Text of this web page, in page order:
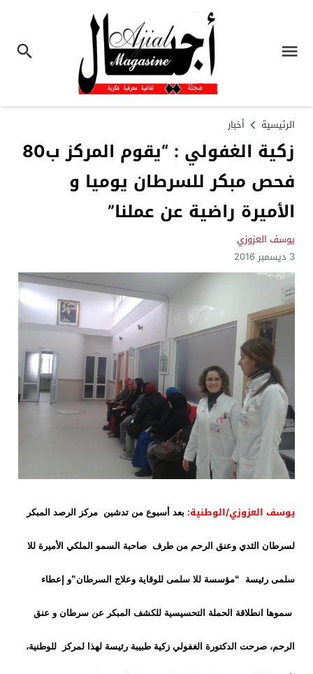
الرئيسية أخبار
زكية الغفولي : “يقوم المركز ب80
فحص مبكر للسرطان يوميا و
الأميرة راضية عن عملنا”
يوسف العزوزي
3 ديسمبر 2016
يوسف العزوزي/الوطنية: بعد أسبوع من تدشين مركز الرصد المبكر
لسرطان الثدي وعنق الرحم من طرف صاحبة السمو الملكي الأميرة للا
سلمى رئيسة “مؤسسة للا سلمى للوقاية وعلاج السرطان”و إعطاء
سموها انطلاقة الحملة التحسيسية للكشف المبكر عن سرطان و عنق
الرحم، صرحت الدكتورة الغفولي زكية طبيبة رئيسة لهذا لمركز للوطنية،